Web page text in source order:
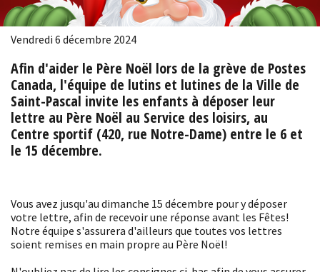
Vendredi 6 décembre 2024
Afin d'aider le Père Noël lors de la grève de Postes
Canada, l'équipe de lutins et lutines de la Ville de
Saint-Pascal invite les enfants à déposer leur
lettre au Père Noël au Service des loisirs, au
Centre sportif (420, rue Notre-Dame) entre le 6 et
le 15 décembre.
Vous avez jusqu'au dimanche 15 décembre pour y déposer
votre lettre, afin de recevoir une réponse avant les Fêtes!
Notre équipe s'assurera d'ailleurs que toutes vos lettres
soient remises en main propre au Père Noël!